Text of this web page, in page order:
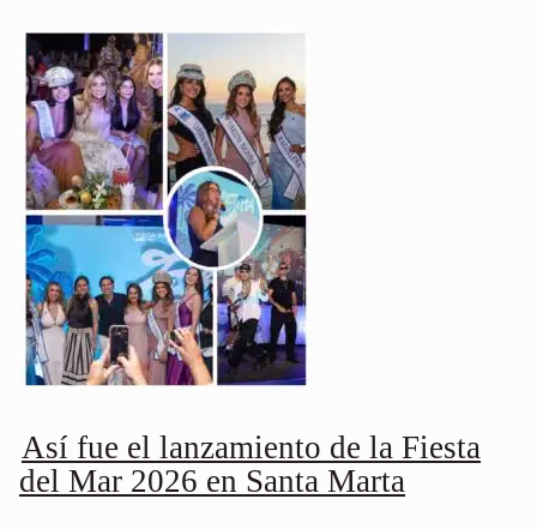
Así fue el lanzamiento de la Fiesta
del Mar 2026 en Santa Marta